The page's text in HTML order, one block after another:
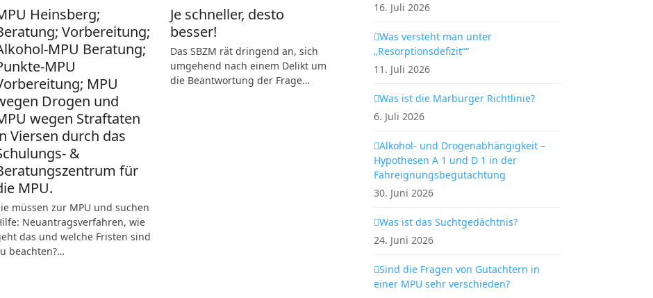
Heinsberg;
Vorbereitung;
MPU Beratung;
MPU
MPU
Drogen und
wegen Straftaten
Viersen durch das
&
für
MPU.
müssen zur MPU und suchen
Neuantragsverfahren, wie
das und welche Fristen sind
beachten?…
Je schneller, desto
besser!
Das SBZM rät dringend an, sich
umgehend nach einem Delikt um
die Beantwortung der Frage…
16. Juli 2026
Was versteht man unter
„Resorptionsdefizit““
11. Juli 2026
Was ist die Marburger Richtlinie?
6. Juli 2026
Alkohol- und Drogenabhängigkeit –
Hypothesen A 1 und D 1 in der
Fahreignungsbegutachtung
30. Juni 2026
Was ist das Suchtgedächtnis?
24. Juni 2026
Sind die Fragen von Gutachtern in
einer MPU sehr verschieden?